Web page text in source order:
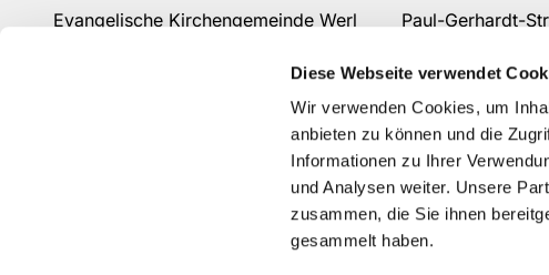
Diese Webseite verwendet
Wir verwenden Cookies, um
anbieten zu können und die
Informationen zu Ihrer
und Analysen weiter. Unsere
zusammen, die Sie ihnen
gesammelt haben.
Evangelische Kirchengemeinde Werl Paul-Gerhardt-